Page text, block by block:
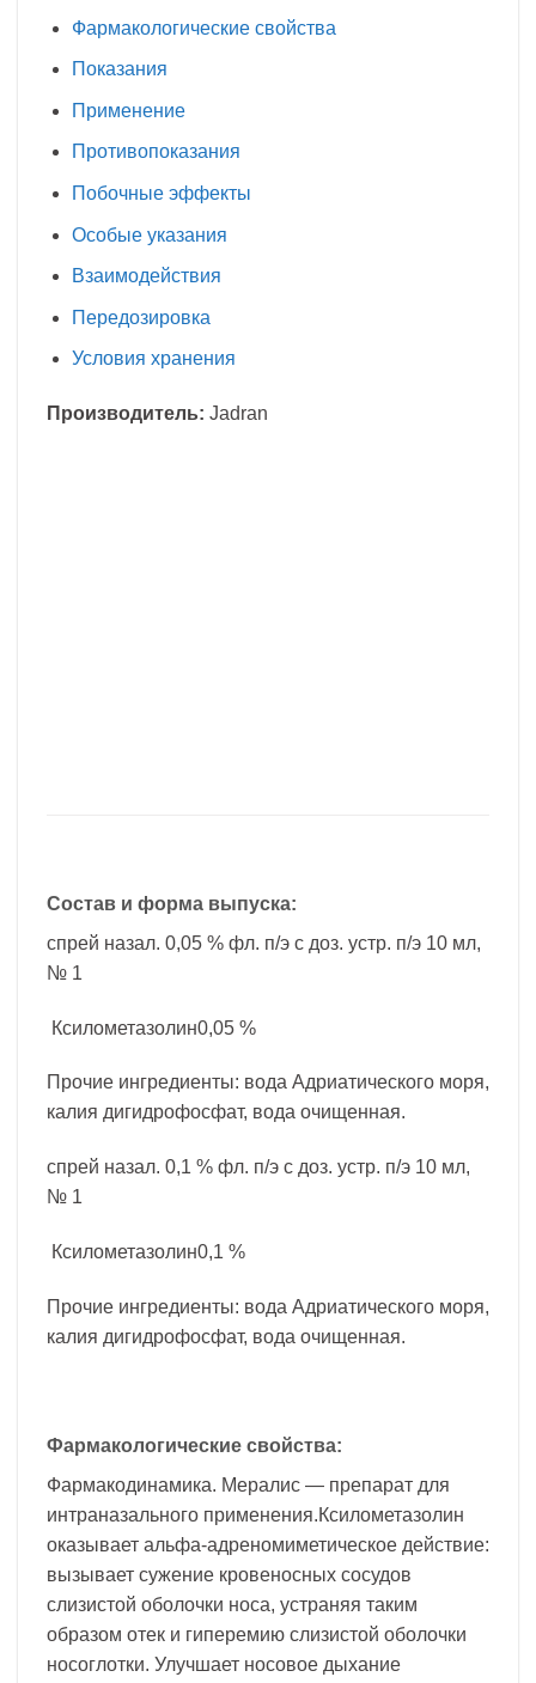
Фармакологические свойства
Показания
Применение
Противопоказания
Побочные эффекты
Особые указания
Взаимодействия
Передозировка
Условия хранения
Производитель: Jadran
Состав и форма выпуска:
спрей назал. 0,05 % фл. п/э с доз. устр. п/э 10 мл,
№ 1
Ксилометазолин0,05 %
Прочие ингредиенты: вода Адриатического моря,
калия дигидрофосфат, вода очищенная.
спрей назал. 0,1 % фл. п/э с доз. устр. п/э 10 мл,
№ 1
Ксилометазолин0,1 %
Прочие ингредиенты: вода Адриатического моря,
калия дигидрофосфат, вода очищенная.
Фармакологические свойства:
Фармакодинамика. Мералис — препарат для
интраназального применения.Ксилометазолин
оказывает альфа-адреномиметическое действие:
вызывает сужение кровеносных сосудов
слизистой оболочки носа, устраняя таким
образом отек и гиперемию слизистой оболочки
носоглотки. Улучшает носовое дыхание